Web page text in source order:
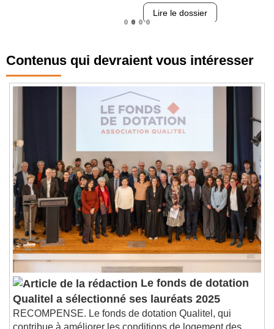
Lire le dossier
Contenus qui devraient vous intéresser
Le fonds de dotation
Qualitel a sélectionné ses lauréats 2025
RECOMPENSE. Le fonds de dotation Qualitel, qui